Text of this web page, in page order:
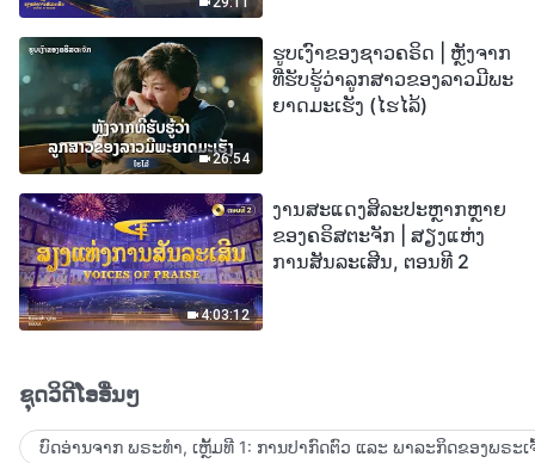
26:54
ຮູບເງົາຂອງຊາວຄຣິດ | ຫຼັງຈາກ
ທີ່ຮັບຮູ້ວ່າລູກສາວຂອງລາວມີພະ
ຍາດມະເຮັງ (ໄຮໄລ້)
4:03:12
ງານສະແດງສິລະປະຫຼາກຫຼາຍ
ຂອງຄຣິສຕະຈັກ | ສຽງແຫ່ງ
ການສັນລະເສີນ, ຕອນທີ 2
ຊຸດວິດີໂອອື່ນໆ
ບົດອ່ານຈາກ ພຣະທຳ, ເຫຼັ້ມທີ 1: ການປາກົດຕົວ ແລະ ພາລະກິດຂອງພຣະເ